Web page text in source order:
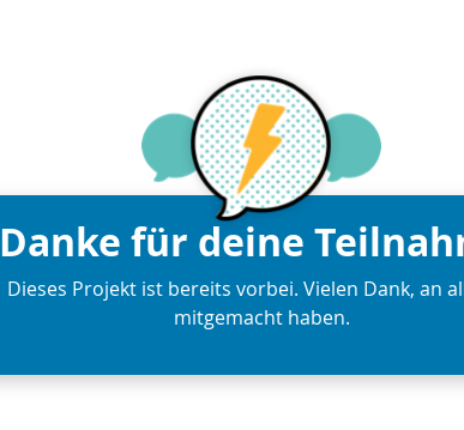
Danke für deine
Dieses Projekt ist bereits vorbei. Vielen Dank, an
mitgemacht haben.